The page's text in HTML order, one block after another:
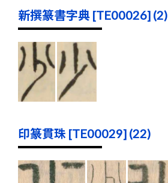
新撰篆書字典 [TE00026] (2)
印篆貫珠 [TE00029] (22)